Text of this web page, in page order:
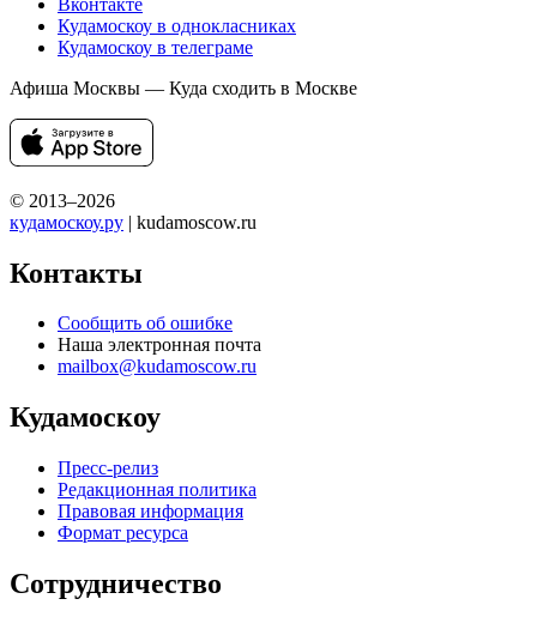
Кудамоскоу в однокласниках
Кудамоскоу в телеграме
Афиша Москвы — Куда сходить в Москве
© 2013–2026
кудамоскоу.ру | kudamoscow.ru
Контакты
Сообщить об ошибке
Наша электронная почта
mailbox@kudamoscow.ru
Кудамоскоу
Пресс-релиз
Редакционная политика
Правовая информация
Формат ресурса
Сотрудничество